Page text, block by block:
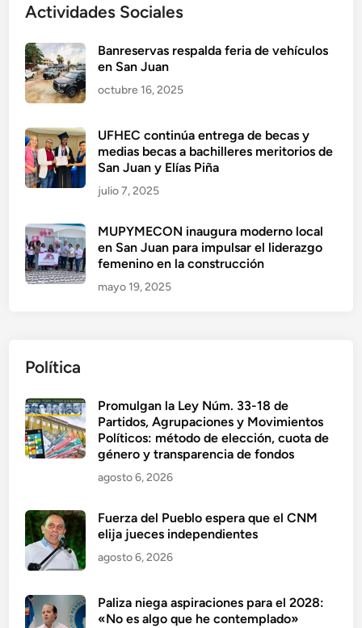
Actividades Sociales
Banreservas respalda feria de vehículos
en San Juan
octubre 16, 2025
UFHEC continúa entrega de becas y
medias becas a bachilleres meritorios de
San Juan y Elías Piña
julio 7, 2025
MUPYMECON inaugura moderno local
en San Juan para impulsar el liderazgo
femenino en la construcción
mayo 19, 2025
Política
Promulgan la Ley Núm. 33-18 de
Partidos, Agrupaciones y Movimientos
Políticos: método de elección, cuota de
género y transparencia de fondos
agosto 6, 2026
Fuerza del Pueblo espera que el CNM
elija jueces independientes
agosto 6, 2026
Paliza niega aspiraciones para el 2028:
«No es algo que he contemplado»